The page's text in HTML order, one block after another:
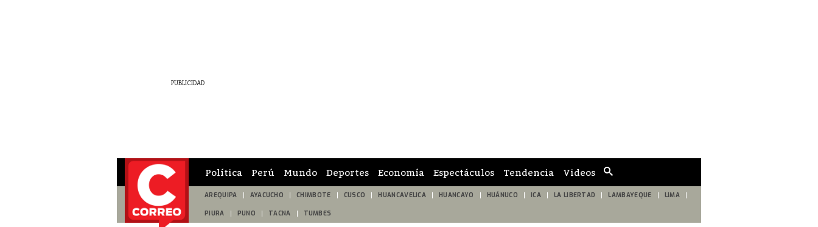
de
búsqueda
Política Perú Mundo Deportes Economía Espectáculos Tendencia Videos
AREQUIPA AYACUCHO CHIMBOTE CUSCO HUANCAVELICA HUANCAYO HUÁNUCO ICA LA LIBERTAD LAMBAYEQUE LIMA
PIURA PUNO TACNA TUMBES